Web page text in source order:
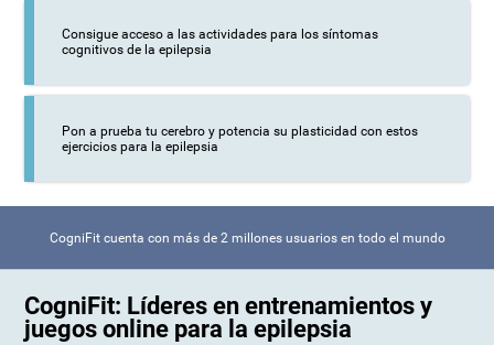
Consigue acceso a las actividades para los síntomas
cognitivos de la epilepsia
Pon a prueba tu cerebro y potencia su plasticidad con estos
ejercicios para la epilepsia
CogniFit cuenta con más de 2 millones usuarios en todo el mundo
CogniFit: Líderes en entrenamientos y
juegos online para la epilepsia